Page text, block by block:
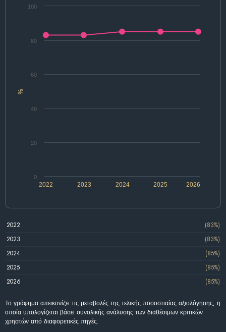
%
2022 2024 2026
2023 2025
0
20
40
60
80
100
2022
(83%)
2023
(83%)
2024
(85%)
2025
(85%)
2026
(85%)
Το γράφημα απεικονίζει τις μεταβολές της τελικής ποσοστιαίας αξιολόγησης, η
οποία υπολογίζεται βάσει συνολικής ανάλυσης των διαθέσιμων κριτικών
χρηστών από διαφορετικές πηγές.